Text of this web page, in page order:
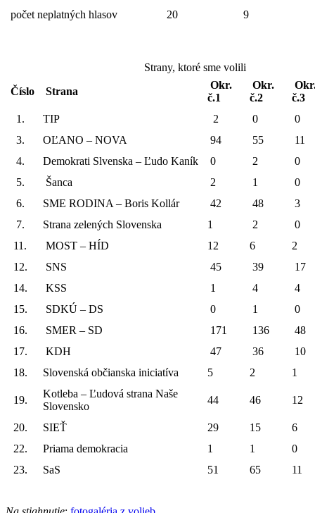
počet neplatných hlasov
20 9
Strany, ktoré sme volili
Číslo
Strana
Okr.
č.1
Okr.
č.2
č.3
1.
TIP 2 0
0
3.
OĽANO – NOVA 94 55
11
4.
Demokrati Slvenska – Ľudo Kaník 0 2
0
5.
Šanca 2 1
0
6.
SME RODINA – Boris Kollár 42 48
3
7.
Strana zelených Slovenska 1 2
0
11.
MOST – HÍD 12 6
2
12.
SNS 45 39
17
14.
KSS 1 4
4
15.
SDKÚ – DS 0 1
0
16.
SMER – SD 171 136
48
17.
KDH 47 36
10
18.
Slovenská občianska iniciatíva 5 2 1
19.
Kotleba – Ľudová strana Naše
Slovensko
44 46 12
20. SIEŤ 29 15
6
22.
Priama demokracia 1 1
0
23.
SaS 51 65 11